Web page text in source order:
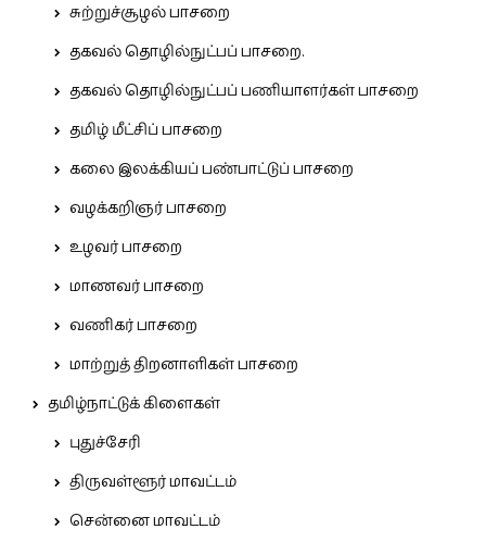
சுற்றுச்சூழல் பாசறை
தகவல் தொழில்நுட்பப் பாசறை.
தகவல் தொழில்நுட்பப் பணியாளர்கள் பாசறை
தமிழ் மீட்சிப் பாசறை
கலை இலக்கியப் பண்பாட்டுப் பாசறை
வழக்கறிஞர் பாசறை
உழவர் பாசறை
மாணவர் பாசறை
வணிகர் பாசறை
மாற்றுத் திறனாளிகள் பாசறை
தமிழ்நாட்டுக் கிளைகள்
புதுச்சேரி
திருவள்ளூர் மாவட்டம்
சென்னை மாவட்டம்